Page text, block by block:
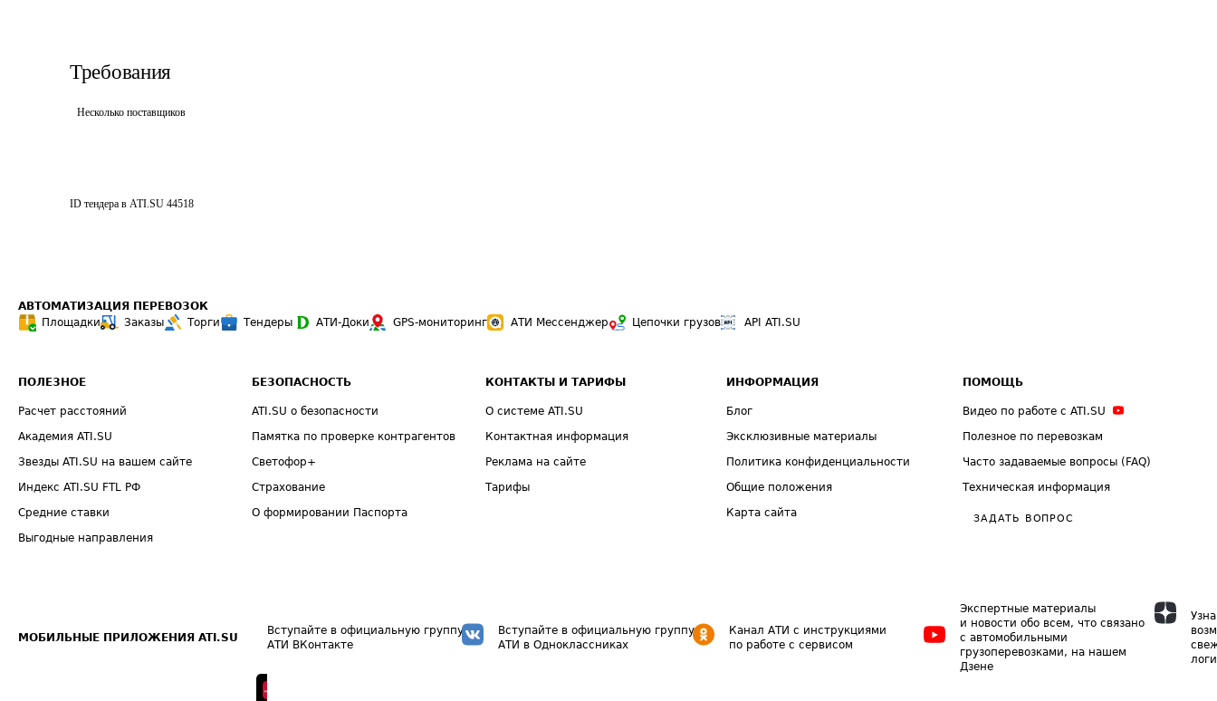
Требования
Несколько поставщиков
ID тендера в ATI.SU 44518
АВТОМАТИЗАЦИЯ ПЕРЕВОЗОК
Площадки
Заказы Торги Тендеры АТИ-Доки GPS-мониторинг АТИ Мессенджер Цепочки грузов API ATI.SU
ПОЛЕЗНОЕ
Расчет расстояний
Академия ATI.SU
Звезды ATI.SU на вашем сайте
Индекс ATI.SU FTL РФ
Средние ставки
Выгодные направления
БЕЗОПАСНОСТЬ
ATI.SU о безопасности
Памятка по проверке контрагентов
Светофор+
Страхование
О формировании Паспорта
КОНТАКТЫ И ТАРИФЫ
О системе ATI.SU
Контактная информация
Реклама на сайте
Тарифы
ИНФОРМАЦИЯ
Блог
Эксклюзивные материалы
Политика конфиденциальности
Общие положения
Карта сайта
ПОМОЩЬ
Видео по работе с ATI.SU
Полезное по перевозкам
Часто задаваемые вопросы (FAQ)
Техническая информация
ЗАДАТЬ ВОПРОС
МОБИЛЬНЫЕ ПРИЛОЖЕНИЯ ATI.SU
Вступайте в официальную группу
АТИ ВКонтакте
Вступайте в официальную группу
АТИ в Одноклассниках
Канал АТИ с инструкциями
по работе с сервисом
Экспертные материалы
и новости обо всем, что связано
с автомобильными
грузоперевозками, на нашем
Дзене